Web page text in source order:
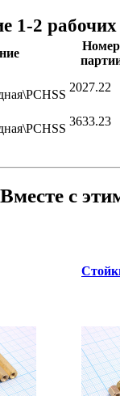
1-2
Номер
2027.22
3633.23
Вместе с